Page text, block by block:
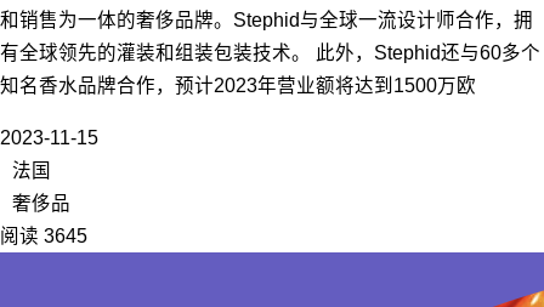
和销售为一体的奢侈品牌。Stephid与全球一流设计师合作，拥
有全球领先的灌装和组装包装技术。 此外，Stephid还与60多个
知名香水品牌合作，预计2023年营业额将达到1500万欧
2023-11-15
法国
奢侈品
阅读 3645